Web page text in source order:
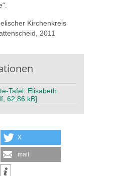
Kirchenkreis
2011
Tafel: Elisabeth
62,86 kB]
X
mail